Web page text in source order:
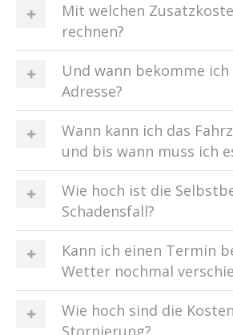
Mit welchen
rechnen?
Und wann bekomme
Adresse?
Wann kann ich das
und bis wann muss ich
Wie hoch ist die
Schadensfall?
Kann ich einen Termin
Wetter nochmal
Wie hoch sind die
Stornierung?